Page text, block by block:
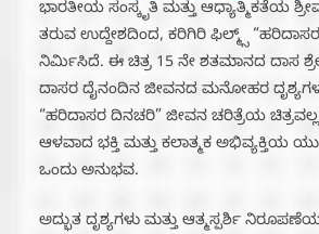
ಭಾರತೀಯ ಸಂಸ್ಕೃತಿ ಮತ್ತು ಆಧ್ಯಾತ್ಮಿಕತೆಯ
ತರುವ ಉದ್ದೇಶದಿಂದ, ಕರಿಗಿರಿ ಫಿಲ್ಮ್ಸ್ “ಹರಿದಾಸರ
ನಿರ್ಮಿಸಿದೆ. ಈ ಚಿತ್ರ 15 ನೇ ಶತಮಾನದ ದಾಸ
ದಾಸರ ದೈನಂದಿನ ಜೀವನದ ಮನೋಹರ
“ಹರಿದಾಸರ ದಿನಚರಿ” ಜೀವನ ಚರಿತ್ರೆಯ ಚಿತ್ರವಲ್ಲ;
ಆಳವಾದ ಭಕ್ತಿ ಮತ್ತು ಕಲಾತ್ಮಕ ಅಭಿವ್ಯಕ್ತಿಯ
ಒಂದು ಅನುಭವ.
ಅದ್ಭುತ ದೃಶ್ಯಗಳು ಮತ್ತು ಆತ್ಮಸ್ಪರ್ಶಿ